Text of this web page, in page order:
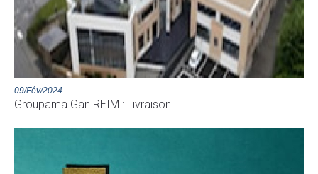
09/Fév/2024
Groupama Gan REIM : Livraison…